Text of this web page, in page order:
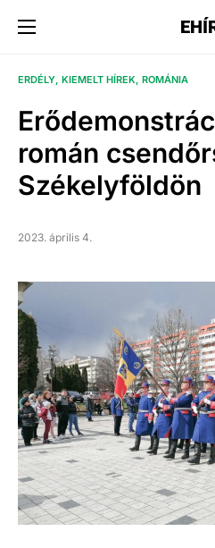
ERDÉLY KIEMELT HÍREK ROMÁNIA
román
Székelyföldön
2023. április 4.